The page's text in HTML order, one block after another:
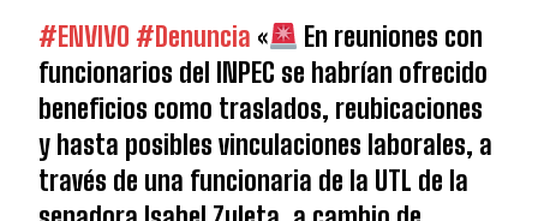
#ENVIVO #Denuncia «
En reuniones con
funcionarios del INPEC se habrían ofrecido
beneficios como traslados, reubicaciones
y hasta posibles vinculaciones laborales, a
través de una funcionaria de la UTL de la